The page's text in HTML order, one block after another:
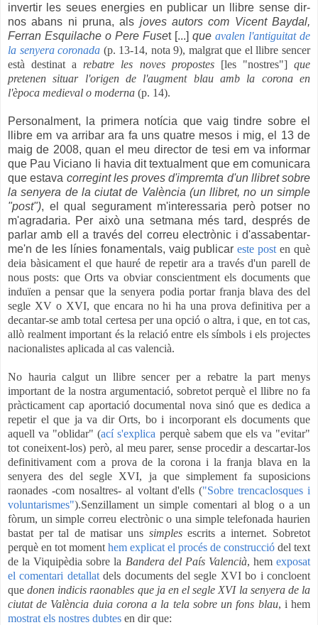
invertir les seues energies en publicar un llibre sense dir-
nos abans ni pruna, als joves autors com Vicent Baydal,
Ferran Esquilache o Pere Fuset [...] que avalen l'antiguitat de
la senyera coronada (p. 13-14, nota 9), malgrat que el llibre sencer
està destinat a rebatre les noves propostes[les "nostres"]que
pretenen situar l'origen de l'augment blau amb la corona en
l'època medieval o moderna (p. 14).
Personalment, la primera notícia que vaig tindre sobre el
llibre em va arribar ara fa uns quatre mesos i mig, el 13 de
maig de 2008, quan el meu director de tesi em va informar
que Pau Viciano li havia dit textualment que em comunicara
que estava corregint les proves d'impremta d'un llibret sobre
la senyera de la ciutat de València (un llibret, no un simple
"post"), el qual segurament m'interessaria però potser no
m'agradaria. Per això una setmana més tard, després de
parlar amb ell a través del correu electrònic i d'assabentar-
me'n de les línies fonamentals, vaig publicareste post en què
deia bàsicament el que hauré de repetir ara a través d'un parell de
nous posts: que Orts va obviar conscientment els documents que
induïen a pensar que la senyera podia portar franja blava des del
segle XV o XVI, que encara no hi ha una prova definitiva per a
decantar-se amb total certesa per una opció o altra, i que, en tot cas,
allò realment important és la relació entre els símbols i els projectes
nacionalistes aplicada al cas valencià.
No hauria calgut un llibre sencer per a rebatre la part menys
important de la nostra argumentació, sobretot perquè el llibre no fa
pràcticament cap aportació documental nova sinó que es dedica a
repetir el que ja va dir Orts, bo i incorporant els documents que
aquell va "oblidar" (ací s'explica perquè sabem que els va "evitar"
tot coneixent-los) però, al meu parer, sense procedir a descartar-los
definitivament com a prova de la corona i la franja blava en la
senyera des del segle XVI, ja que simplement fa suposicions
raonades -com nosaltres- al voltant d'ells ("Sobre trencaclosques i
voluntarismes").Senzillament un simple comentari al blog o a un
fòrum, un simple correu electrònic o una simple telefonada haurien
bastat per tal de matisar uns simplesescrits a internet. Sobretot
perquè en tot moment hem explicat el procés de construcció del text
de la Viquipèdia sobre la Bandera del País Valencià, hemexposat
el comentari detallatdels documents del segle XVI bo i concloent
quedonen indicis raonables que ja en el segle XVI la senyera de la
ciutat de València duia corona a la tela sobre un fons blau, i hem
mostrat els nostres dubtes en dir que: